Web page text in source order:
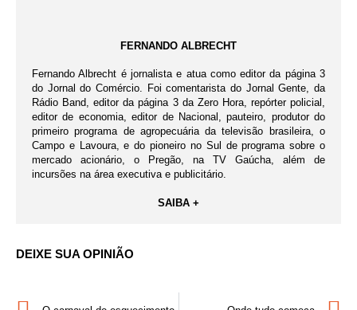
FERNANDO ALBRECHT
Fernando Albrecht é jornalista e atua como editor da página 3
do Jornal do Comércio. Foi comentarista do Jornal Gente, da
Rádio Band, editor da página 3 da Zero Hora, repórter policial,
editor de economia, editor de Nacional, pauteiro, produtor do
primeiro programa de agropecuária da televisão brasileira, o
Campo e Lavoura, e do pioneiro no Sul de programa sobre o
mercado acionário, o Pregão, na TV Gaúcha, além de
incursões na área executiva e publicitário.
SAIBA +
DEIXE SUA OPINIÃO